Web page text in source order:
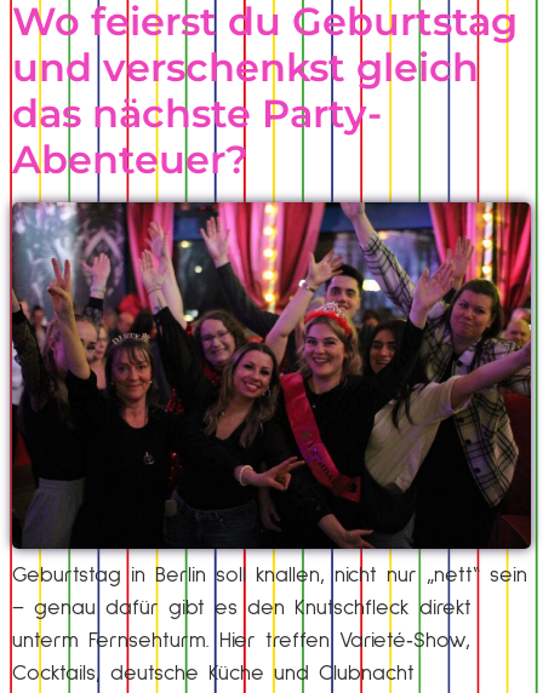
Wo feierst du Geburtstag
und verschenkst gleich
das nächste Party-
Abenteuer?
Geburtstag in Berlin soll knallen, nicht nur „nett“ sein
– genau dafür gibt es den Knutschfleck direkt
unterm Fernsehturm. Hier treffen Varieté‑Show,
Cocktails, deutsche Küche und Clubnacht